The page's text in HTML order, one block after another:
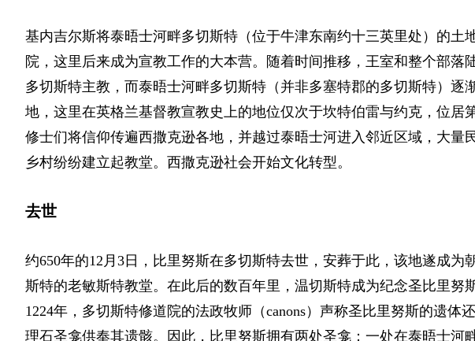
基内吉尔斯将泰晤士河畔多切斯特（位于牛津东南约十三英里处）的土
院，这里后来成为宣教工作的大本营。随着时间推移，王室和整个部落
多切斯特主教，而泰晤士河畔多切斯特（并非多塞特郡的多切斯特）逐
地，这里在英格兰基督教宣教史上的地位仅次于坎特伯雷与约克，位居
修士们将信仰传遍西撒克逊各地，并越过泰晤士河进入邻近区域，大量
乡村纷纷建立起教堂。西撒克逊社会开始文化转型。
去世
约650年的12月3日，比里努斯在多切斯特去世，安葬于此，该地遂成
斯特的老敏斯特教堂。在此后的数百年里，温切斯特成为纪念圣比里努
1224年，多切斯特修道院的法政牧师 （canons） 声称圣比里努斯的遗体
理石圣龛供奉其遗骸。因此，比里努斯拥有两处圣龛：一处在泰晤士河